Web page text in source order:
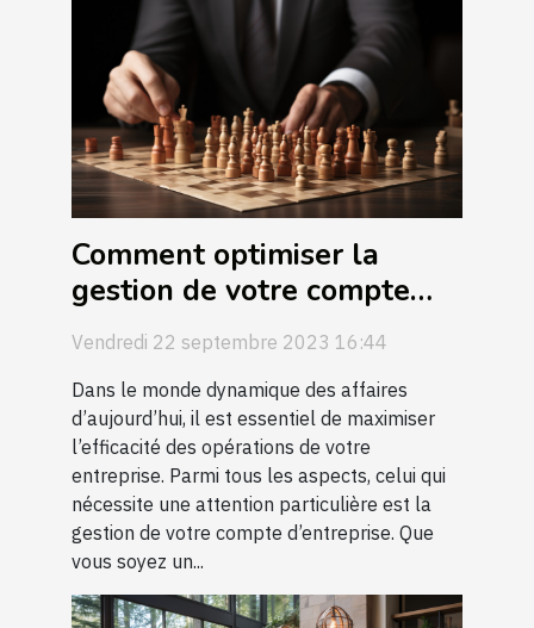
Comment optimiser la
gestion de votre compte
entreprise
Vendredi 22 septembre 2023 16:44
Dans le monde dynamique des affaires
d’aujourd’hui, il est essentiel de maximiser
l’efficacité des opérations de votre
entreprise. Parmi tous les aspects, celui qui
nécessite une attention particulière est la
gestion de votre compte d’entreprise. Que
vous soyez un...